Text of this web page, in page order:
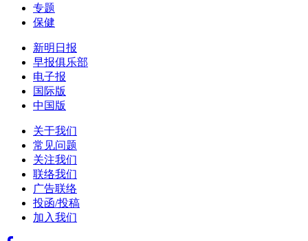
专题
保健
新明日报
早报俱乐部
电子报
国际版
中国版
关于我们
常见问题
关注我们
联络我们
广告联络
投函/投稿
加入我们